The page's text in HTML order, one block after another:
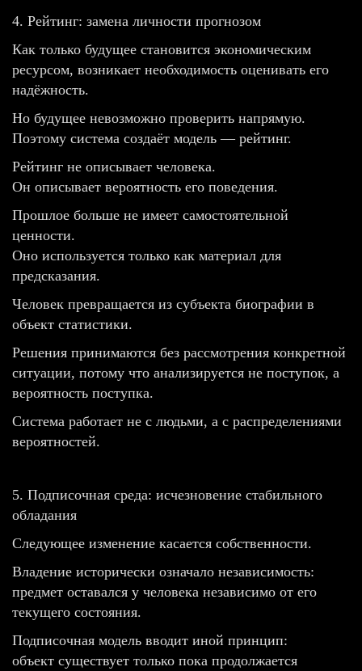
4. Рейтинг: замена личности прогнозом
Как только будущее становится экономическим
ресурсом, возникает необходимость оценивать его
надёжность.
Но будущее невозможно проверить напрямую.
Поэтому система создаёт модель — рейтинг.
Рейтинг не описывает человека.
Он описывает вероятность его поведения.
Прошлое больше не имеет самостоятельной
ценности.
Оно используется только как материал для
предсказания.
Человек превращается из субъекта биографии в
объект статистики.
Решения принимаются без рассмотрения конкретной
ситуации, потому что анализируется не поступок, а
вероятность поступка.
Система работает не с людьми, а с распределениями
вероятностей.
5. Подписочная среда: исчезновение стабильного
обладания
Следующее изменение касается собственности.
Владение исторически означало независимость:
предмет оставался у человека независимо от его
текущего состояния.
Подписочная модель вводит иной принцип:
объект существует только пока продолжается